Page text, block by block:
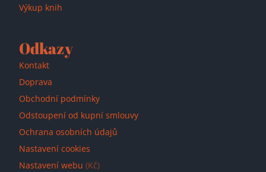
Výkup knih
Odkazy
Kontakt
Doprava
Obchodní podmínky
Odstoupení od kupní smlouvy
Ochrana osobních údajů
Nastavení cookies
Nastavení webu (Kč)